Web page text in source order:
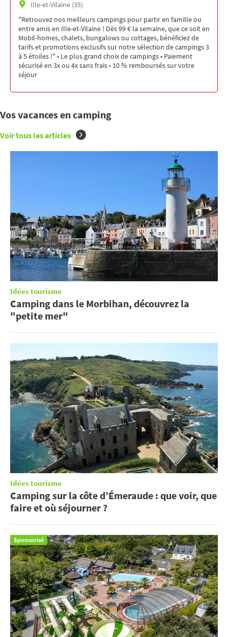
Ille-et-Vilaine (35)
"Retrouvez nos meilleurs campings pour partir en famille ou
entre amis en Ille-et-Vilaine ! Dès 99 € la semaine, que ce soit en
Mobil-homes, chalets, bungalows ou cottages, bénéficiez de
tarifs et promotions exclusifs sur notre sélection de campings 3
à 5 étoiles !" • Le plus grand choix de campings • Paiement
sécurisé en 3x ou 4x sans frais • 10 % remboursés sur votre
séjour
Vos vacances en camping
Voir tous les articles
Idées tourisme
Camping dans le Morbihan, découvrez la
"petite mer"
Idées tourisme
Camping sur la côte d’Émeraude : que voir, que
faire et où séjourner ?
Sponsorisé